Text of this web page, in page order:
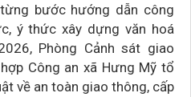
bước hướng dẫn công
ý thức xây dựng văn hoá
Phòng Cảnh sát giao
Công an xã Hưng Mỹ tổ
về an toàn giao thông, cấp